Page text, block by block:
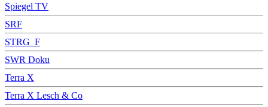
Spiegel TV
SRF
STRG_F
SWR Doku
Terra X
Terra X Lesch & Co